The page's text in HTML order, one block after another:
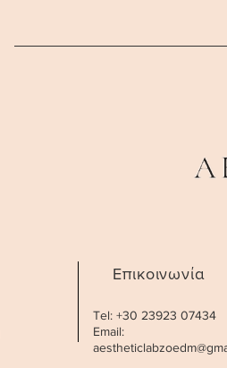
Επικοινωνία
Tel: +30 23923 07434
Email: